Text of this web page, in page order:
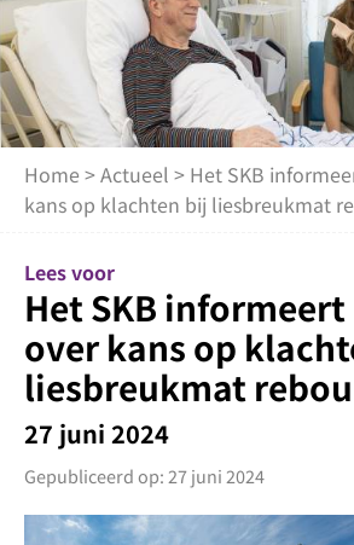
Home >Actueel > Het SKB
kans op klachten bij liesbreukmat
Lees voor
Het SKB
over kans op
liesbreukmat
27 juni 2024
Gepubliceerd op: 27 juni 2024